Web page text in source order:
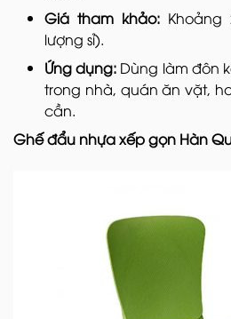
Giá tham khảo: Khoảng
lượng sỉ).
Ứng dụng: Dùng làm đôn
trong nhà, quán ăn vặt,
cần.
Ghế đẩu nhựa xếp gọn Hàn